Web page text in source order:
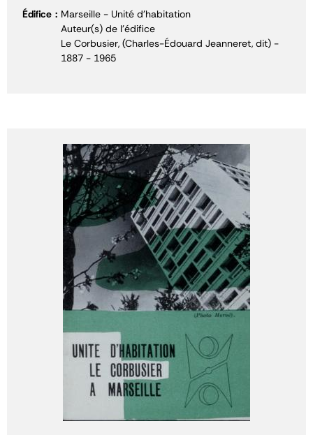
Édifice
Marseille - Unité d'habitation
Auteur(s) de l'édifice
Le Corbusier, (Charles-Édouard Jeanneret, dit) -
1887 - 1965